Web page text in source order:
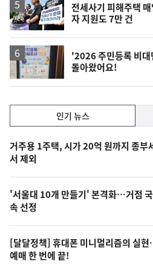
전세사기 피해주택
자 지원도 7만 건
'2026 주민등록 비대
돌아왔어요!
기,
최
신,
오
늘
의
영
상
인기 뉴스
기
뉴
스
거주용 1주택, 시가 20억 원까지 종부
서 제외
'서울대 10개 만들기' 본격화…거점
속 선정
[달달정책] 휴대폰 미니멀리즘의 실
예매 한 번에 끝!